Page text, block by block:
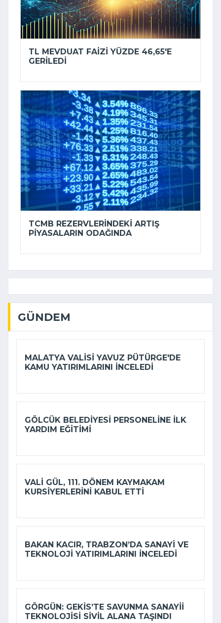
TL MEVDUAT FAIZI YÜZDE 46,65'E
GERILEDI
TCMB REZERVLERINDEKI ARTIŞ
PIYASALARIN ODAĞINDA
GÜNDEM
MALATYA VALISI YAVUZ PÜTÜRGE'DE
KAMU YATIRIMLARINI INCELEDI
GÖLCÜK BELEDIYESI PERSONELINE ILK
YARDIM EĞITIMI
VALI GÜL, 111. DÖNEM KAYMAKAM
KURSIYERLERINI KABUL ETTI
BAKAN KACIR, TRABZON’DA SANAYI VE
TEKNOLOJI YATIRIMLARINI INCELEDI
GÖRGÜN: GEKİS’TE SAVUNMA SANAYII
TEKNOLOJISI SIVIL ALANA TAŞINDI